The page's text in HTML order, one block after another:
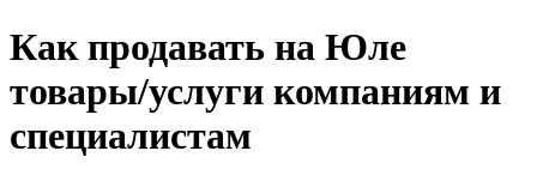
Как продавать на Юле
товары/услуги компаниям и
специалистам